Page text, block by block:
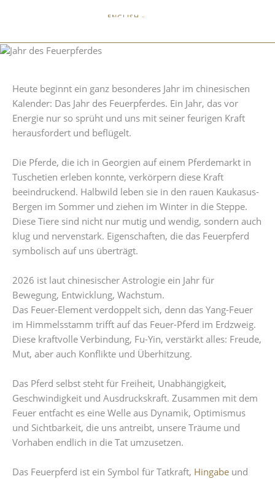
ENGLISH »
Heute beginnt ein ganz besonderes Jahr im chinesischen
Kalender: Das Jahr des Feuerpferdes. Ein Jahr, das vor
Energie nur so sprüht und uns mit seiner feurigen Kraft
herausfordert und beflügelt.
Die Pferde, die ich in Georgien auf einem Pferdemarkt in
Tuschetien erleben konnte, verkörpern diese Kraft
beeindruckend. Halbwild leben sie in den rauen Kaukasus-
Bergen im Sommer und ziehen im Winter in die Steppe.
Diese Tiere sind nicht nur mutig und wendig, sondern auch
klug und nervenstark. Eigenschaften, die das Feuerpferd
symbolisch auf uns überträgt.
2026 ist laut chinesischer Astrologie ein Jahr für
Bewegung, Entwicklung, Wachstum.
Das Feuer-Element verdoppelt sich, denn das Yang-Feuer
im Himmelsstamm trifft auf das Feuer-Pferd im Erdzweig.
Diese kraftvolle Verbindung, Fu-Yin, verstärkt alles: Freude,
Mut, aber auch Konflikte und Überhitzung.
Das Pferd selbst steht für Freiheit, Unabhängigkeit,
Geschwindigkeit und Ausdruckskraft. Zusammen mit dem
Feuer entfacht es eine Welle aus Dynamik, Optimismus
und Sichtbarkeit, die uns antreibt, unsere Träume und
Vorhaben endlich in die Tat umzusetzen.
Das Feuerpferd ist ein Symbol für Tatkraft, Hingabe und